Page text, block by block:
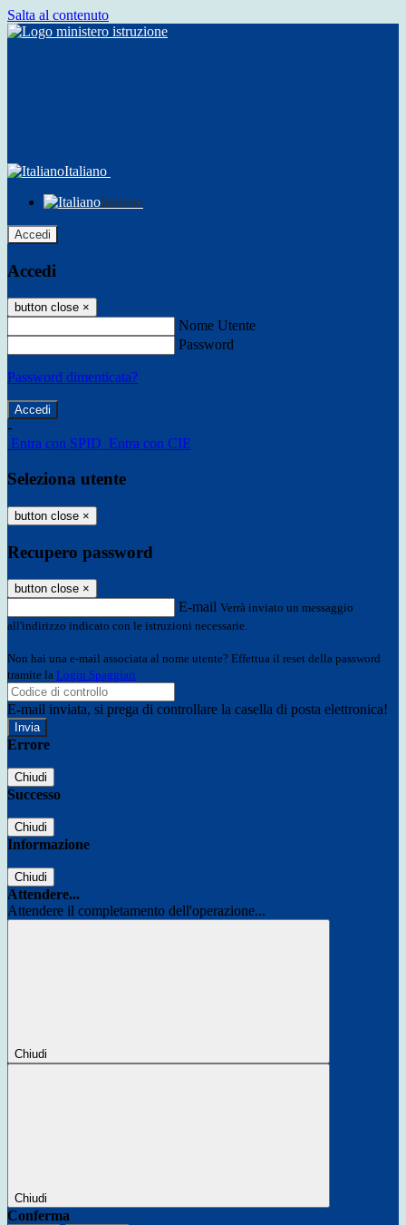
Salta al contenuto
Italiano
Italiano
Accedi
Accedi
button close ×
Nome Utente
Password
Password dimenticata?
-
Entra con SPID Entra con CIE
Seleziona utente
button close ×
Recupero password
button close ×
E-mail Verrà inviato un messaggio
all'indirizzo indicato con le istruzioni necessarie.
Non hai una e-mail associata al nome utente? Effettua il reset della password
tramite la Login Spaggiari
E-mail inviata, si prega di controllare la casella di posta elettronica!
Errore
Chiudi
Successo
Chiudi
Informazione
Chiudi
Attendere...
Attendere il completamento dell'operazione...
Chiudi
Chiudi
Conferma